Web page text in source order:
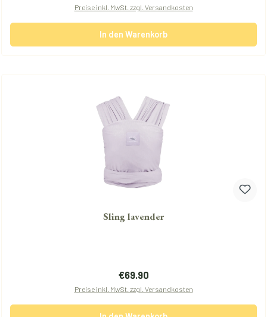
Preise inkl. MwSt. zzgl. Versandkosten
In den Warenkorb
Sling lavender
Regulärer Preis:
€69.90
Preise inkl. MwSt. zzgl. Versandkosten